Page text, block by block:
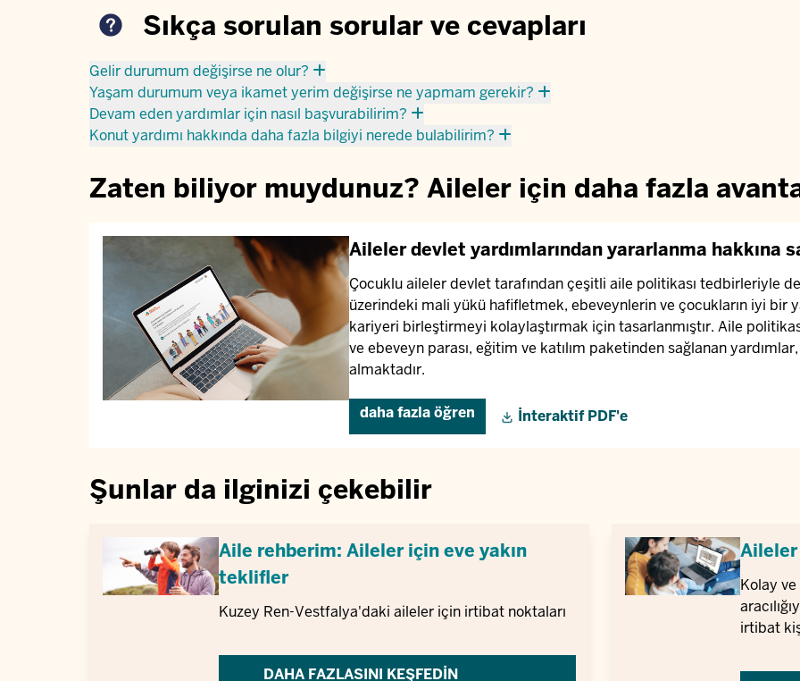
Sıkça sorulan sorular ve cevapları
Gelir durumum değişirse ne olur?
Yaşam durumum veya ikamet yerim değişirse ne yapmam gerekir?
Devam eden yardımlar için nasıl başvurabilirim?
Konut yardımı hakkında daha fazla bilgiyi nerede bulabilirim?
Zaten biliyor muydunuz? Aileler için daha fazla
Aileler devlet yardımlarından yararlanma hakkına
Çocuklu aileler devlet tarafından çeşitli aile politikası tedbirleriyle
üzerindeki mali yükü hafifletmek, ebeveynlerin ve çocukların iyi bir
kariyeri birleştirmeyi kolaylaştırmak için tasarlanmıştır. Aile
ve ebeveyn parası, eğitim ve katılım paketinden sağlanan
almaktadır.
daha fazla öğren İnteraktif PDF'e
Şunlar da ilginizi çekebilir
Aile rehberim: Aileler için eve yakın
teklifler
Kuzey Ren-Vestfalya'daki aileler için irtibat noktaları
DAHA FAZLASINI KEŞFEDIN
Kolay ve
irtibat